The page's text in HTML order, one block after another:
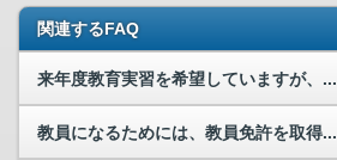
関連するFAQ
来年度教育実習を希望していますが、...
教員になるためには、教員免許を取得...